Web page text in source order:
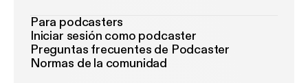
Para podcasters
Iniciar sesión como podcaster
Preguntas frecuentes de Podcaster
Normas de la comunidad